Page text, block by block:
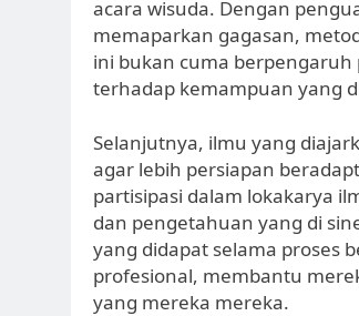
acara wisuda. Dengan
memaparkan gagasan,
ini bukan cuma berpengaruh
terhadap kemampuan yang
Selanjutnya, ilmu yang
agar lebih persiapan
partisipasi dalam lokakarya
dan pengetahuan yang di
yang didapat selama proses
profesional, membantu
yang mereka mereka.